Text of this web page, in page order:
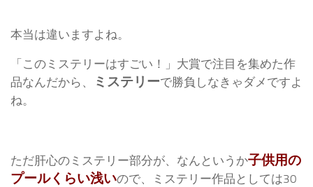
本当は違いますよね。
「このミステリーはすごい！」大賞で注目を集めた作
品なんだから、
ミステリーで勝負しなきゃダメですよ
ね。
ただ肝心のミステリー部分が、なんというか子供用の
プールくらい浅いので、ミステリー作品としては30